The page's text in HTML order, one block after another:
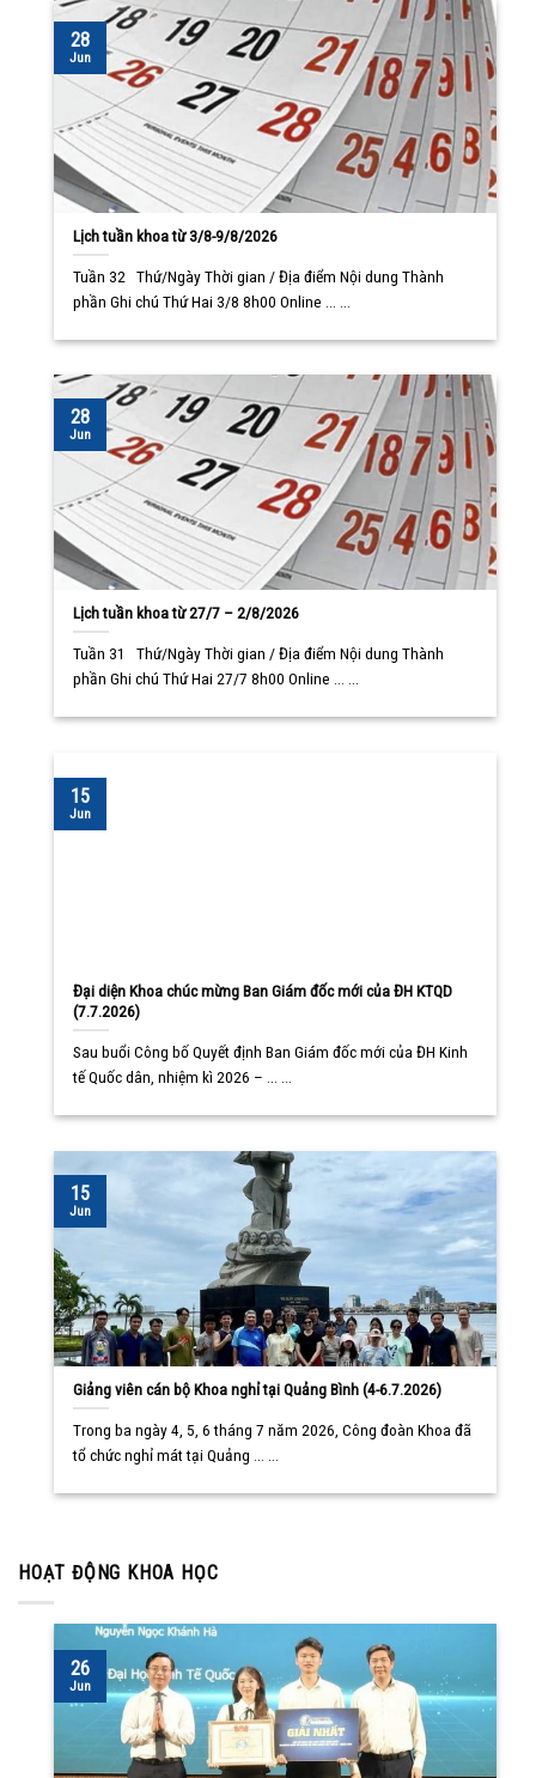
Lịch tuần khoa từ 3/8-9/8/2026
Tuần 32 Thứ/Ngày Thời gian / Địa điểm Nội dung Thành
phần Ghi chú Thứ Hai 3/8 8h00 Online ... ...
28
Jun
Lịch tuần khoa từ 27/7 – 2/8/2026
Tuần 31 Thứ/Ngày Thời gian / Địa điểm Nội dung Thành
phần Ghi chú Thứ Hai 27/7 8h00 Online ... ...
28
Jun
Đại diện Khoa chúc mừng Ban Giám đốc mới của ĐH KTQD
(7.7.2026)
Sau buổi Công bố Quyết định Ban Giám đốc mới của ĐH Kinh
tế Quốc dân, nhiệm kì 2026 – ... ...
15
Jun
Giảng viên cán bộ Khoa nghỉ tại Quảng Bình (4-6.7.2026)
Trong ba ngày 4, 5, 6 tháng 7 năm 2026, Công đoàn Khoa đã
tổ chức nghỉ mát tại Quảng ... ...
15
Jun
HOẠT ĐỘNG KHOA HỌC
26
Jun